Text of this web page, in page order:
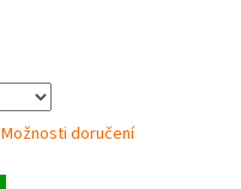
Možnosti doručení